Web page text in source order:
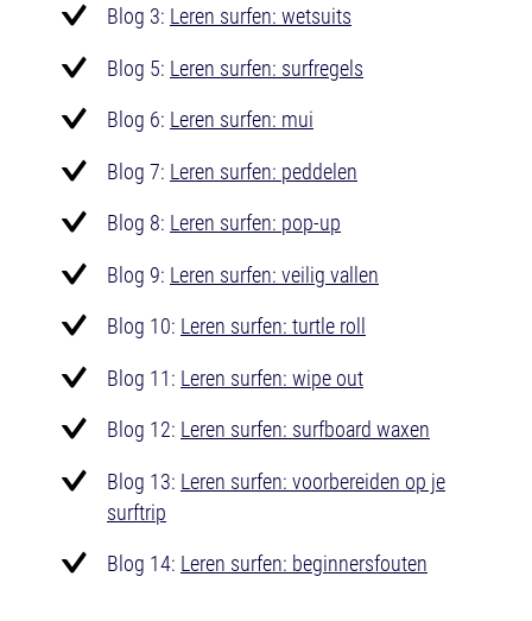
Blog 3: Leren surfen: wetsuits
Blog 5: Leren surfen: surfregels
Blog 6: Leren surfen: mui
Blog 7: Leren surfen: peddelen
Blog 8: Leren surfen: pop-up
Blog 9: Leren surfen: veilig vallen
Blog 10: Leren surfen: turtle roll
Blog 11: Leren surfen: wipe out
Blog 12: Leren surfen: surfboard waxen
Blog 13: Leren surfen: voorbereiden op je
surftrip
Blog 14: Leren surfen: beginnersfouten